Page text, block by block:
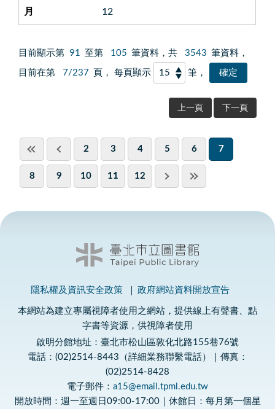
12
目前顯示第 91 至第 105 筆資料，共 3543 筆資料，
目前在第 7/237 頁， 每頁顯示 筆，
上一頁 下一頁
2 3 4 5 6 7
8 9 10 11 12
隱私權及資訊安全政策 政府網站資料開放宣告
本網站為建立專屬視障者使用之網站，提供線上有聲書、點
字書等資源，供視障者使用
啟明分館地址：臺北市松山區敦化北路155巷76號
電話：(02)2514-8443（詳細業務聯繫電話）｜傳真：
(02)2514-8428
電子郵件： a15@email.tpml.edu.tw
開放時間：週一至週日09:00-17:00｜休館日：每月第一個星